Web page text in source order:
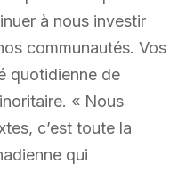
à nous investir
communautés. Vos
quotidienne de
« Nous
c’est toute la
qui